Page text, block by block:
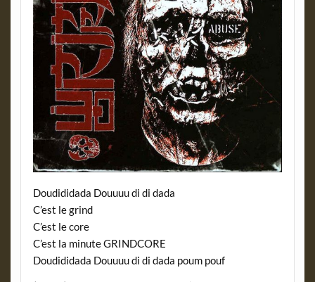
Doudididada Douuuu di di dada
C’est le grind
C’est le core
C’est la minute GRINDCORE
Doudididada Douuuu di di dada poum pouf